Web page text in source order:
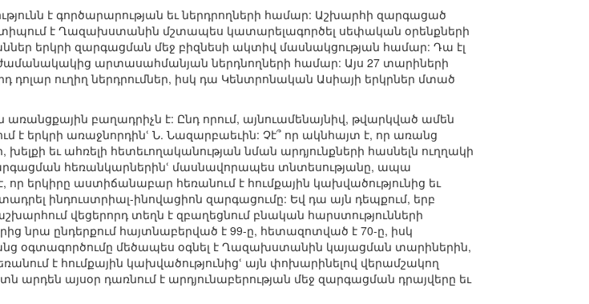
է գործարարության եւ ներդրողների համար: Աշխարհի զարգացած
ստիպում է Ղազախստանին մշտապես կատարելագործել սեփական օրենքների
երկրի զարգացման մեջ բիզնեսի ակտիվ մասնակցության համար: Դա էլ
ժամանակակից արտասահմանյան ներդնողների համար: Այս 27 տարիների
դոլար ուղիղ ներդրումներ, իսկ դա Կենտրոնական Ասիայի երկրներ մտած
բաղադրիչն է: Ընդ որում, այնուամենայնիվ, թվարկված ամեն
երկրի առաջնորդինՙ Ն. Նազարբաեւին: Չէ՞ որ ակնհայտ է, որ առանց
եւ ահռելի հետեւողականության նման արդյունքների հասնելն ուղղակի
հեռանկարներինՙ մասնավորապես տնտեսությանը, ապա
երկիրը աստիճանաբար հեռանում է հումքային կախվածությունից եւ
ինդուստրիալ-ինովացիոն զարգացումը: Եվ դա այն դեպքում, երբ
վեցերորդ տեղն է զբաղեցնում բնական հարստությունների
նրա ընդերքում հայտնաբերված է 99-ը, հետազոտված է 70-ը, իսկ
օգտագործումը մեծապես օգնել է Ղազախստանին կայացման տարիներին,
է հումքային կախվածությունիցՙ այն փոխարինելով վերամշակող
արդեն այսօր դառնում է արդյունաբերության մեջ զարգացման դրայվերը եւ